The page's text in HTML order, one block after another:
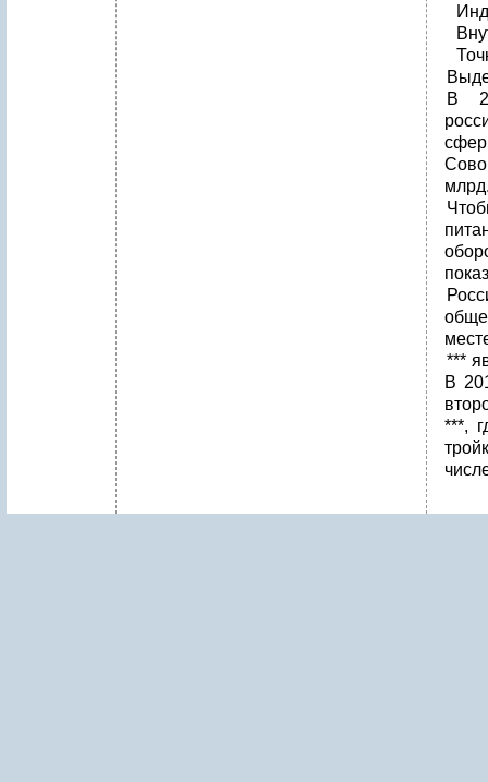
В
***
В
***,